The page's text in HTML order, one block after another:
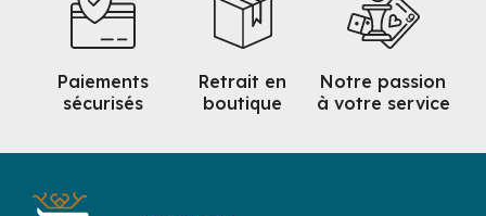
Paiements
sécurisés
Retrait en
boutique
Notre passion
à votre service